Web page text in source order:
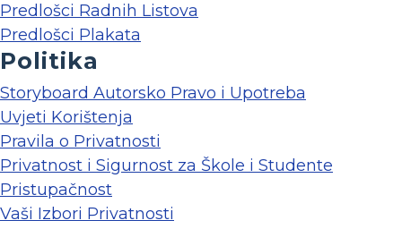
Predlošci Radnih Listova
Predlošci Plakata
Politika
Storyboard Autorsko Pravo i Upotreba
Uvjeti Korištenja
Pravila o Privatnosti
Privatnost i Sigurnost za Škole i Studente
Pristupačnost
Vaši Izbori Privatnosti